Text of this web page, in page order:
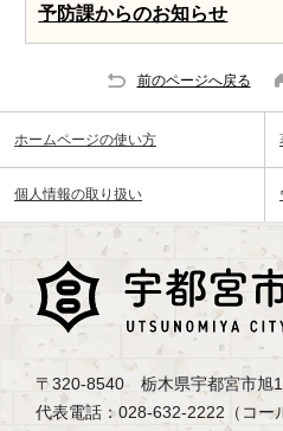
予防課からのお知らせ
前のページへ戻る
ホームページの使い方
個人情報の取り扱い
〒320-8540 栃木県宇都宮市旭
代表電話：028-632-2222（コー